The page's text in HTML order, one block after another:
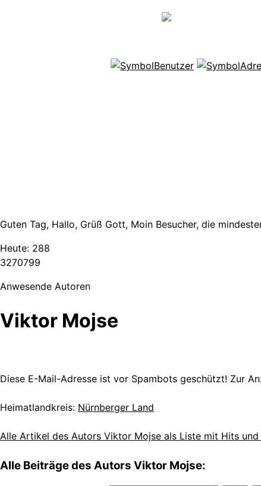
Guten Tag, Hallo, Grüß Gott, Moin Besucher, die
Heute: 288
3270799
Anwesende Autoren
Viktor Mojse
Diese E-Mail-Adresse ist vor Spambots geschützt! Zur
Heimatlandkreis: Nürnberger Land
Alle Artikel des Autors Viktor Mojse als Liste mit Hits und
Alle Beiträge des Autors Viktor Mojse: